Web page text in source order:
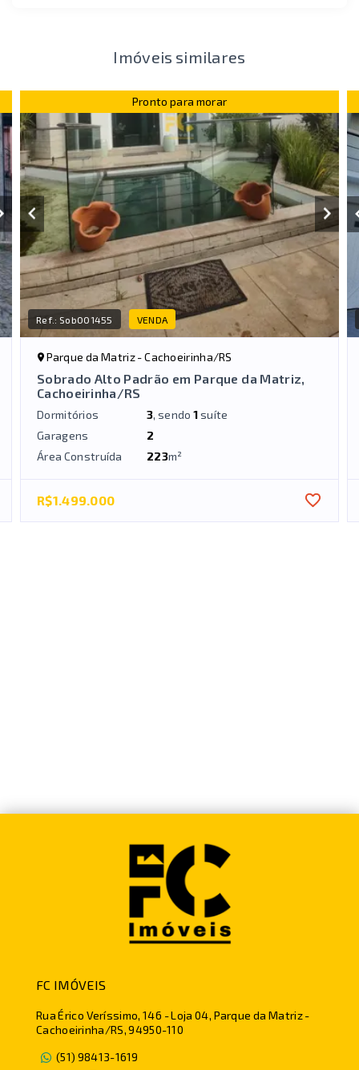
Imóveis similares
Pronto para morar
Ref.: Sob001455 VENDA
Parque da Matriz - Cachoeirinha/RS
Sobrado Alto Padrão em Parque da Matriz,
Cachoeirinha/RS
Dormitórios 3, sendo1suíte
Garagens
2
Área Construída
223m²
R$1.499.000
FC IMÓVEIS
Rua Érico Veríssimo, 146 - Loja 04, Parque da Matriz -
Cachoeirinha/RS, 94950-110
(51) 98413-1619